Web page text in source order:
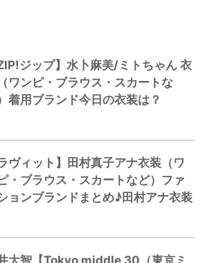
ZIP!ジップ】水卜麻美/ミトちゃん 衣
ワンピ・ブラウス・スカートな
着用ブランド今日の衣装は？
ラヴィット】田村真子アナ衣装（ワ
・ブラウス・スカートなど）ファ
ョンブランドまとめ♪田村アナ衣装
大智【Tokyo middle 30（東京ミ